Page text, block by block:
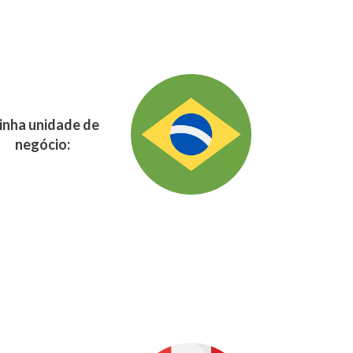
unidade de
negócio: